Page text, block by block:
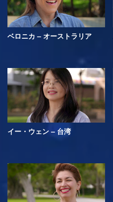
ベロニカ – オーストラリア
イー・ウェン – 台湾